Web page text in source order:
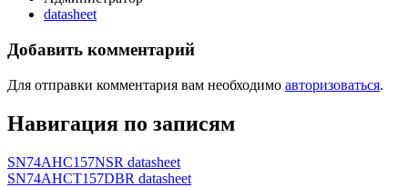
datasheet
Добавить комментарий
Для отправки комментария вам необходимо авторизоваться.
Навигация по записям
SN74AHC157NSR datasheet
SN74AHCT157DBR datasheet